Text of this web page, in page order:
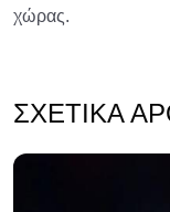
χώρας.
ΣΧΕΤΙΚΆ